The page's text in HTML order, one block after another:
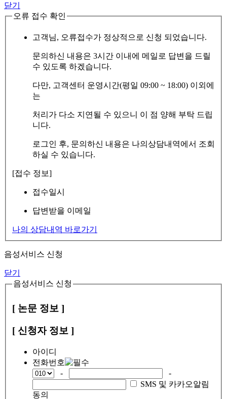
닫기
오류 접수 확인
고객님, 오류접수가 정상적으로 신청 되었습니다.
문의하신 내용은 3시간 이내에 메일로 답변을 드릴
수 있도록 하겠습니다.
다만, 고객센터 운영시간(평일 09:00 ~ 18:00) 이외에
는
처리가 다소 지연될 수 있으니 이 점 양해 부탁 드립
니다.
로그인 후, 문의하신 내용은 나의상담내역에서 조회
하실 수 있습니다.
[접수 정보]
접수일시
답변받을 이메일
나의 상담내역 바로가기
음성서비스 신청
닫기
음성서비스 신청
[ 논문 정보 ]
[ 신청자 정보 ]
아이디
전화번호
-
-
SMS 및 카카오알림
동의